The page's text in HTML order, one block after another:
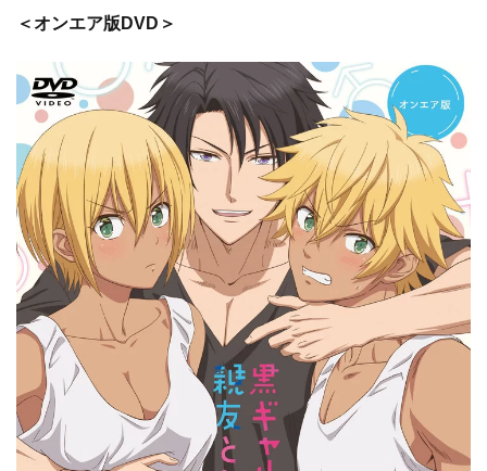
＜オンエア版DVD＞